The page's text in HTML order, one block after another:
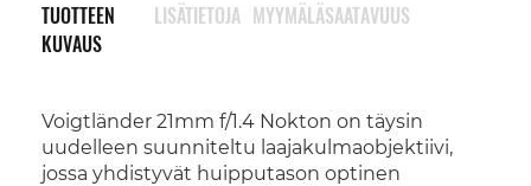
TUOTTEEN
KUVAUS
Voigtländer 21mm f/1.4 Nokton on täysin
uudelleen suunniteltu laajakulmaobjektiivi,
jossa yhdistyvät huipputason optinen
LISÄTIETOJA MYYMÄLÄSAATAVUUS